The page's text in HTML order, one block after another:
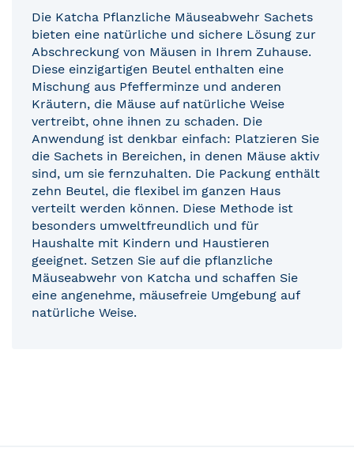
Die Katcha Pflanzliche Mäuseabwehr Sachets
bieten eine natürliche und sichere Lösung zur
Abschreckung von Mäusen in Ihrem Zuhause.
Diese einzigartigen Beutel enthalten eine
Mischung aus Pfefferminze und anderen
Kräutern, die Mäuse auf natürliche Weise
vertreibt, ohne ihnen zu schaden. Die
Anwendung ist denkbar einfach: Platzieren Sie
die Sachets in Bereichen, in denen Mäuse aktiv
sind, um sie fernzuhalten. Die Packung enthält
zehn Beutel, die flexibel im ganzen Haus
verteilt werden können. Diese Methode ist
besonders umweltfreundlich und für
Haushalte mit Kindern und Haustieren
geeignet. Setzen Sie auf die pflanzliche
Mäuseabwehr von Katcha und schaffen Sie
eine angenehme, mäusefreie Umgebung auf
natürliche Weise.